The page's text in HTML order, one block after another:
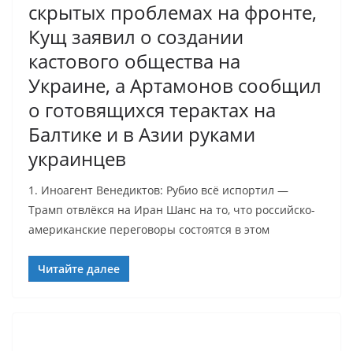
скрытых проблемах на фронте,
Кущ заявил о создании
кастового общества на
Украине, а Артамонов сообщил
о готовящихся терактах на
Балтике и в Азии руками
украинцев
1. Иноагент Венедиктов: Рубио всё испортил —
Трамп отвлёкся на Иран Шанс на то, что российско-
американские переговоры состоятся в этом
Читайте далее